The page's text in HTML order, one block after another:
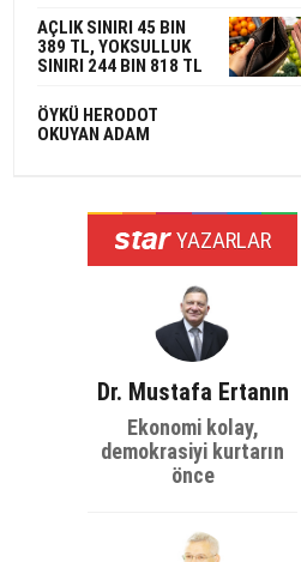
AÇLIK SINIRI 45 BIN
389 TL, YOKSULLUK
SINIRI 244 BIN 818 TL
ÖYKÜ HERODOT
OKUYAN ADAM
YAZARLAR
Dr. Mustafa Ertanın
Ekonomi kolay,
demokrasiyi kurtarın
önce